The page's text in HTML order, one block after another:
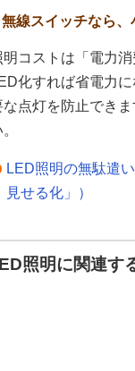
無線スイッチなら
明コストは「電力
化すれば省電力
な点灯を防止でき
LED照明の無駄遣
見せる化」）
照明に関連す